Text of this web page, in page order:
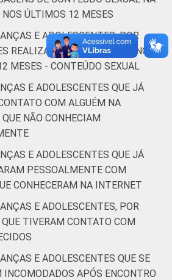
Não sabe
Não
respondeu
6
AB 11
C
DE 13
NIC.br, Centro Regional de
Informação (Cetic.br),
o Uso da Internet por
no Brasil – TIC Kids
2017. ¹Dados coletados por
de
ÚLTIMOS 12 MESES
E ADOLESCENTES, POR
REALIZADAS NA INTERNET NOS
MESES - CONTEÚDO SEXUAL
E ADOLESCENTES QUE JÁ
COM ALGUÉM NA
NÃO CONHECIAM
E ADOLESCENTES QUE JÁ
PESSOALMENTE COM
CONHECERAM NA INTERNET
E ADOLESCENTES, POR
TIVERAM CONTATO COM
E ADOLESCENTES QUE SE
APÓS ENCONTRO